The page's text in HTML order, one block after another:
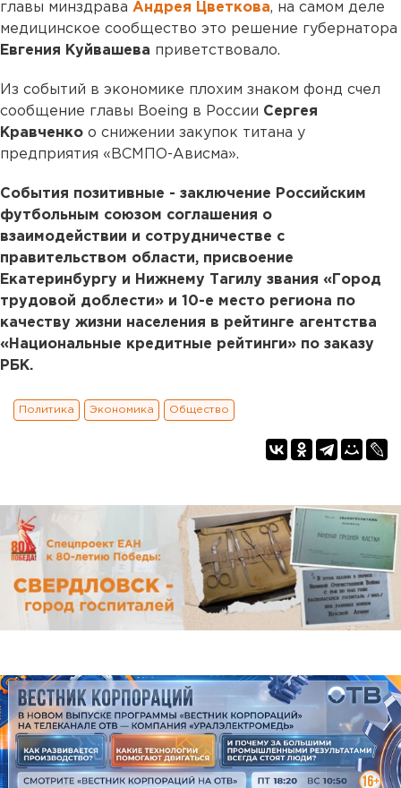
главы минздрава Андрея Цветкова, на самом деле
медицинское сообщество это решение губернатора
Евгения Куйвашева приветствовало.
Из событий в экономике плохим знаком фонд счел
сообщение главы Boeing в России Сергея
Кравченко о снижении закупок титана у
предприятия «ВСМПО-Ависма».
События позитивные - заключение Российским
футбольным союзом соглашения о
взаимодействии и сотрудничестве с
правительством области, присвоение
Екатеринбургу и Нижнему Тагилу звания «Город
трудовой доблести» и 10-е место региона по
качеству жизни населения в рейтинге агентства
«Национальные кредитные рейтинги» по заказу
РБК.
Политика Экономика Общество